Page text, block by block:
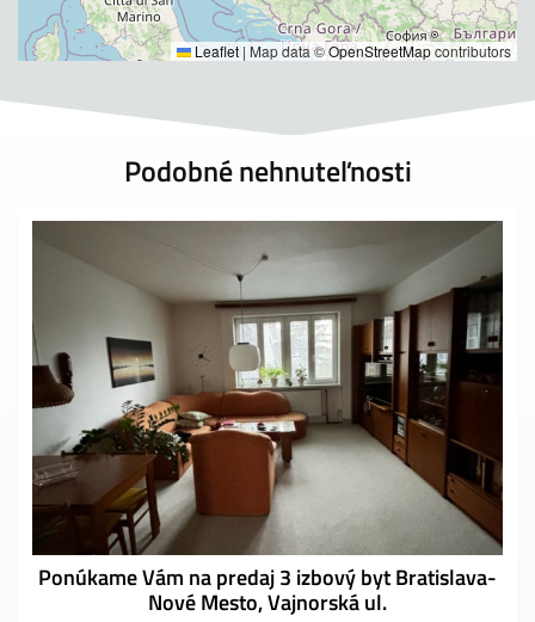
Leaflet | Map data ©OpenStreetMapcontributors
Podobné nehnuteľnosti
Ponúkame Vám na predaj 3 izbový byt Bratislava-
Nové Mesto, Vajnorská ul.